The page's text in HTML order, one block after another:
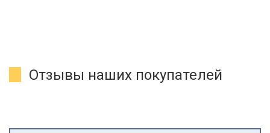
Отзывы наших покупателей